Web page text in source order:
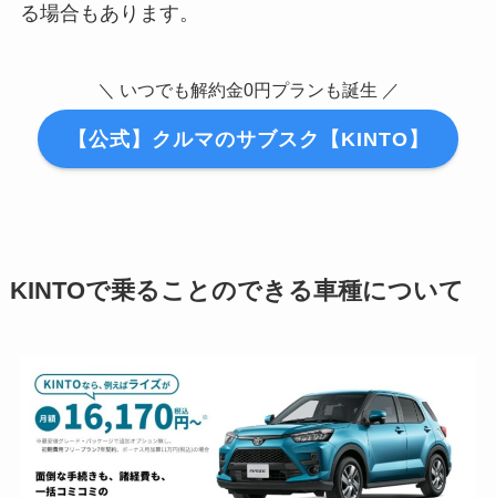
る場合もあります。
＼ いつでも解約金0円プランも誕生 ／
【公式】クルマのサブスク【KINTO】
KINTOで乗ることのできる車種について